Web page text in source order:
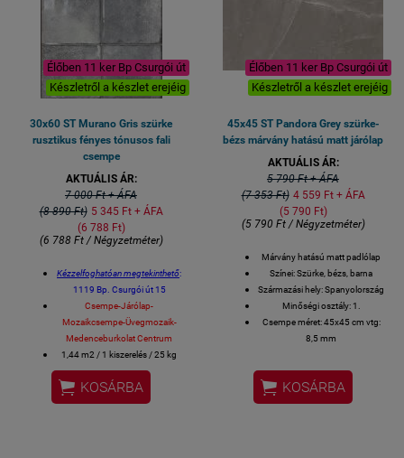
Élőben 11 ker Bp Csurgói út
Készletről a készlet erejéig
30x60 ST Murano Gris szürke
rusztikus fényes tónusos fali
csempe
AKTUÁLIS ÁR:
7 000 Ft + ÁFA
(8 890 Ft) 5 345 Ft + ÁFA
(6 788 Ft)
(6 788 Ft / Négyzetméter)
Kézzelfoghatóan megtekinthető:
1119 Bp. Csurgói út 15
Csempe-Járólap-
Mozaikcsempe-Üvegmozaik-
Medenceburkolat Centrum
1,44 m2 / 1 kiszerelés / 25 kg
V4 - ERŐS TÓNUSOS CSEMPE
Méret: 30 x 60 cm / csempe
Fürdőszobai csempe, konyhai
 KOSÁRBA
Élőben 11 ker Bp Csurgói út
Készletről a készlet erejéig
45x45 ST Pandora Grey szürke-
bézs márvány hatású matt járólap
AKTUÁLIS ÁR:
5 790 Ft + ÁFA
(7 353 Ft) 4 559 Ft + ÁFA
(5 790 Ft)
(5 790 Ft / Négyzetméter)
Márvány hatású matt padlólap
Színei: Szürke, bézs, barna
Származási hely: Spanyolország
Minőségi osztály: 1.
Csempe méret: 45x45 cm vtg:
8,5 mm
csempe burkolat
Kiszerelés: 1,62 négyzetméter /
8 lap
 KOSÁRBA